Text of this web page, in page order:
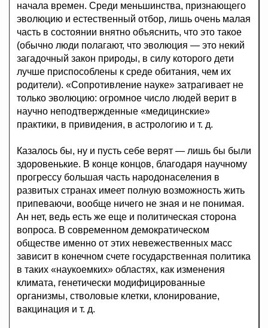
начала времен. Среди меньшинства, признающего
эволюцию и естественный отбор, лишь очень малая
часть в состоянии внятно объяснить, что это такое
(обычно люди полагают, что эволюция — это некий
загадочный закон природы, в силу которого дети
лучше приспособлены к среде обитания, чем их
родители). «Сопротивление науке» затрагивает не
только эволюцию: огромное число людей верит в
научно неподтвержденные «медицинские»
практики, в привидения, в астрологию и т. д.
Казалось бы, ну и пусть себе верят — лишь бы были
здоровенькие. В конце концов, благодаря научному
прогрессу большая часть народонаселения в
развитых странах имеет полную возможность жить
припеваючи, вообще ничего не зная и не понимая.
Ан нет, ведь есть же еще и политическая сторона
вопроса. В современном демократическом
обществе именно от этих невежественных масс
зависит в конечном счете государственная политика
в таких «наукоемких» областях, как изменения
климата, генетически модифицированные
организмы, стволовые клетки, клонирование,
вакцинация и т. д.